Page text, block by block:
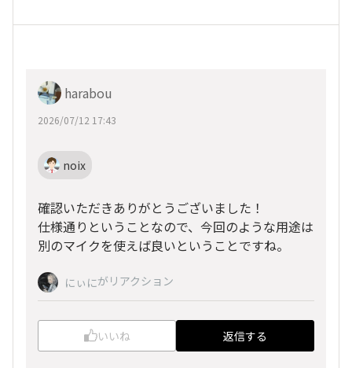
harabou
2026/07/12 17:43
noix
確認いただきありがとうございました！
仕様通りということなので、今回のような用途は
別のマイクを使えば良いということですね。
にぃにがリアクション
いいね 返信する